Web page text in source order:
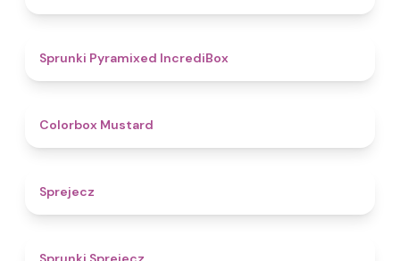
Sprunki Pyramixed IncrediBox
Colorbox Mustard
Sprejecz